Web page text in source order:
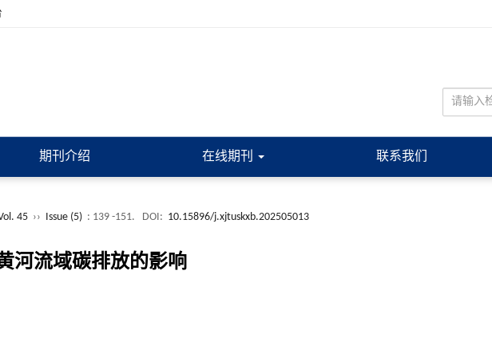
期刊介绍 在线期刊 联系我们
45 ›› Issue (5) : 139 -151. DOI: 10.15896/j.xjtuskxb.202505013
河流域碳排放的影响